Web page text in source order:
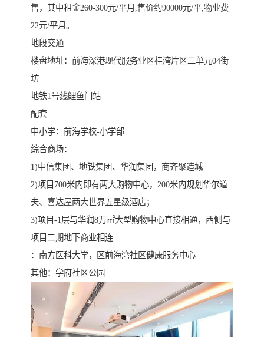
售，其中租金260-300元/平月,售价约90000元/平,物业费
22元/平月。
地段交通
楼盘地址：前海深港现代服务业区桂湾片区二单元04街
坊
地铁1号线鲤鱼门站
配套
中小学：前海学校-小学部
综合商场：
1)中信集团、地铁集团、华润集团，商齐聚造城
2)项目700米内即有两大购物中心，200米内规划华尔道
夫、喜达屋两大世界五星级酒店；
3)项目-1层与华润8万㎡大型购物中心直接相通，西侧与
项目二期地下商业相连
：南方医科大学，区前海湾社区健康服务中心
其他：学府社区公园